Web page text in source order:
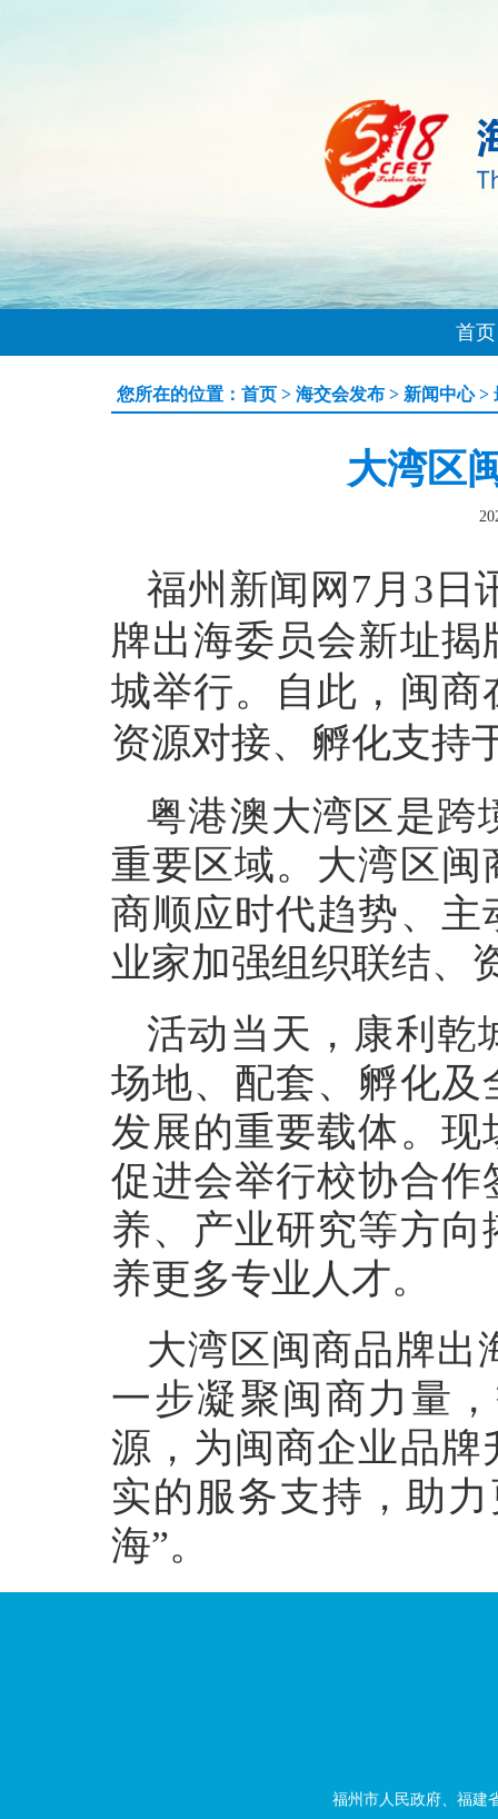
首页
您所在的位置： 首页 > 海交会发布 > 新闻中心>
大湾区
福州新闻网7月3日
牌出海委员会新址
城举行。自此，闽
资源对接、孵化支持
粤港澳大湾区是跨
重要区域。大湾区
商顺应时代趋势、
业家加强组织联结、
活动当天，康利乾
场地、配套、孵化
发展的重要载体。
促进会举行校协合
养、产业研究等方
养更多专业人才。
大湾区闽商品牌出
一步凝聚闽商力量
源，为闽商企业品
实的服务支持，助
海”。
福州市人民政府、福建